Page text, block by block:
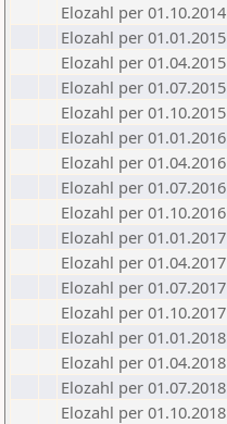
Elozahl per 01.10.2014
Elozahl per 01.01.2015
Elozahl per 01.04.2015
Elozahl per 01.07.2015
Elozahl per 01.10.2015
Elozahl per 01.01.2016
Elozahl per 01.04.2016
Elozahl per 01.07.2016
Elozahl per 01.10.2016
Elozahl per 01.01.2017
Elozahl per 01.04.2017
Elozahl per 01.07.2017
Elozahl per 01.10.2017
Elozahl per 01.01.2018
Elozahl per 01.04.2018
Elozahl per 01.07.2018
Elozahl per 01.10.2018